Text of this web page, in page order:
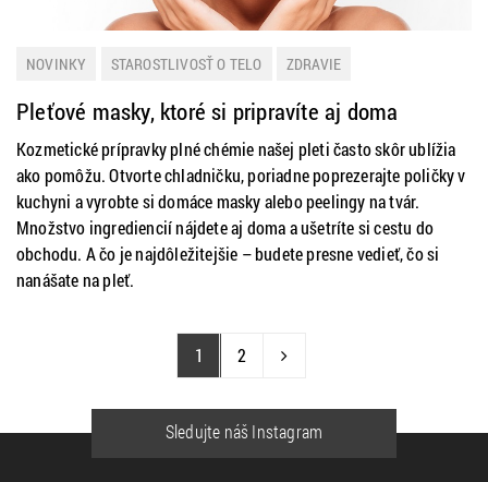
NOVINKY STAROSTLIVOSŤ O TELO ZDRAVIE
Pleťové masky, ktoré si pripravíte aj doma
Kozmetické prípravky plné chémie našej pleti často skôr ublížia
ako pomôžu. Otvorte chladničku, poriadne poprezerajte poličky v
kuchyni a vyrobte si domáce masky alebo peelingy na tvár.
Množstvo ingrediencií nájdete aj doma a ušetríte si cestu do
obchodu. A čo je najdôležitejšie – budete presne vedieť, čo si
nanášate na pleť.
1 2
Sledujte náš Instagram